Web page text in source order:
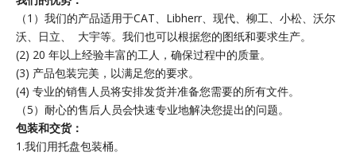
（1）我们的产品适用于CAT、Libherr、现代、柳工、小松、沃尔
沃、日立、 大宇等。我们也可以根据您的图纸和要求生产。
(2) 20 年以上经验丰富的工人，确保过程中的质量。
(3) 产品包装完美，以满足您的要求。
(4) 专业的销售人员将安排发货并准备您需要的所有文件。
（5）耐心的售后人员会快速专业地解决您提出的问题。
包装和交货：
1.我们用托盘包装桶。